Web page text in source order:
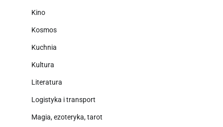
Kino
Kosmos
Kuchnia
Kultura
Literatura
Logistyka i transport
Magia, ezoteryka, tarot